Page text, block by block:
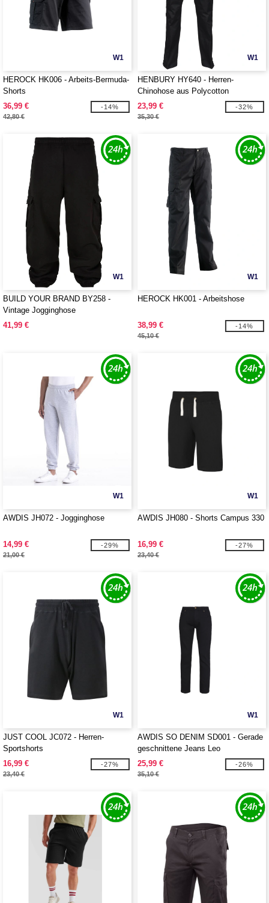
W1
HEROCK HK006 - Arbeits-Bermuda-
Shorts
36,99 €
42,80 €
-14%
W1
HENBURY HY640 - Herren-
Chinohose aus Polycotton
23,99 €
35,30 €
-32%
W1
BUILD YOUR BRAND BY258 -
Vintage Jogginghose
41,99 €
W1
HEROCK HK001 - Arbeitshose
38,99 €
45,10 €
-14%
W1
AWDIS JH072 - Jogginghose
14,99 €
21,00 €
-29%
W1
AWDIS JH080 - Shorts Campus 330
16,99 €
23,40 €
-27%
W1
JUST COOL JC072 - Herren-
Sportshorts
16,99 €
23,40 €
-27%
W1
AWDIS SO DENIM SD001 - Gerade
geschnittene Jeans Leo
25,99 €
35,10 €
-26%